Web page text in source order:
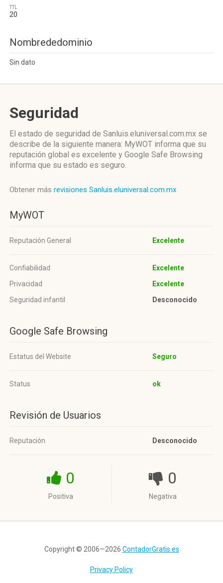
TTL
20
Nombrededominio
Sin dato
Seguridad
El estado de seguridad de Sanluis.eluniversal.com.mx se
describe de la siguiente manera: MyWOT informa que su
reputación global es excelente y Google Safe Browsing
informa que su estado es seguro.
Obtener más revisiones Sanluis.eluniversal.com.mx
MyWOT
Reputación General Excelente
Confiabilidad
Excelente
Privacidad
Excelente
Seguridad infantil
Desconocido
Google Safe Browsing
Estatus del Website Seguro
Status ok
Revisión de Usuarios
Reputación Desconocido
0
Positiva
0
Negativa
Copyright © 2006—2026 ContadorGratis.es
Privacy Policy